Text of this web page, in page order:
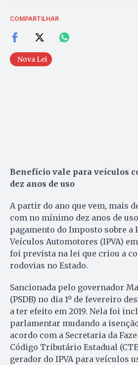
COMPARTILHAR
Nova Lei
Benefício vale para veículos
dez anos de uso
A partir do ano que vem, mais
com no mínimo dez anos de
pagamento do Imposto sobre a
Veículos Automotores (IPVA)
foi prevista na lei que criou a
rodovias no Estado.
Sancionada pelo governador
(PSDB) no dia 1º de fevereiro
a ter efeito em 2019. Nela foi
parlamentar mudando a isenção
acordo com a Secretaria da
Código Tributário Estadual
gerador do IPVA para veículos